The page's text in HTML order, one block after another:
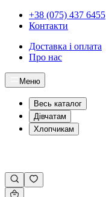
+38 (075) 437 6455
Контакти
Доставка і оплата
Про нас
Меню
Весь каталог
Дівчатам
Хлопчикам